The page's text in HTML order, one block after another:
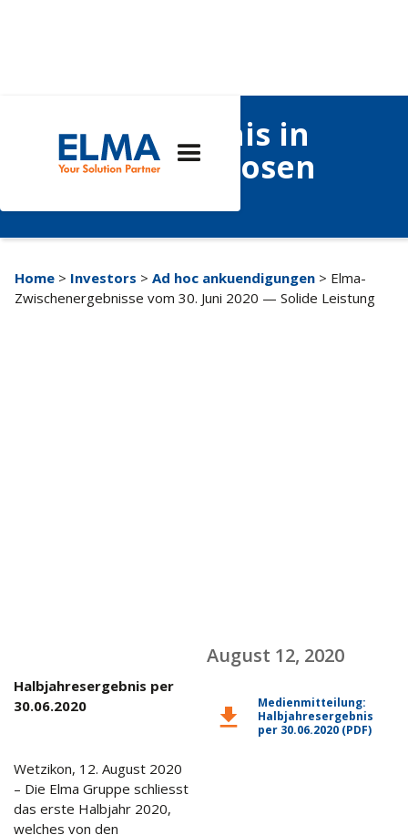
Solides Ergebnis in
einer beispiellosen
Home > Investors > Ad hoc ankuendigungen > Elma-
Zwischenergebnisse vom 30. Juni 2020 — Solide Leistung
Halbjahresergebnis per
30.06.2020
Wetzikon, 12. August 2020
– Die Elma Gruppe schliesst
das erste Halbjahr 2020,
welches von den
August 12, 2020
download
Medienmitteilung:
Halbjahresergebnis
per 30.06.2020 (PDF)